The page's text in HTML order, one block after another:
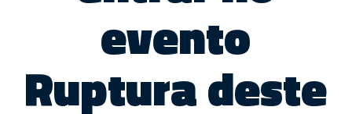
evento
Ruptura deste